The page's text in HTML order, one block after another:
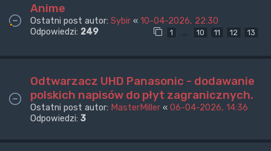
Anime
Ostatni post autor: Sybir « 10-04-2026, 22:30
Odpowiedzi: 249 1 … 10 11 12 13
Odtwarzacz UHD Panasonic - dodawanie
polskich napisów do płyt zagranicznych.
Ostatni post autor: MasterMiller « 06-04-2026, 14:36
Odpowiedzi: 3